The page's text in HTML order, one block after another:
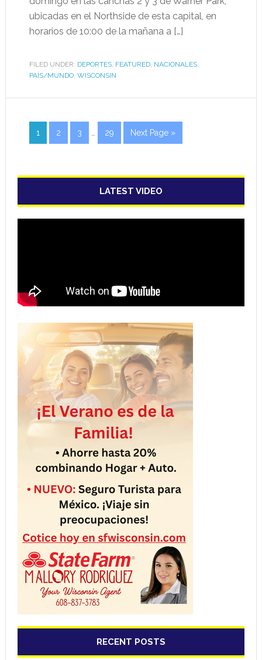
ubicadas en el Northside de esta capital, en
horarios de 10:00 de la mañana a […]
FILED UNDER: DEPORTES, FEATURED, NACIONALES,
PAÍS/MUNDO, WISCONSIN
1 2 3 29 Next Page »
LATEST VIDEO
RECENT POSTS